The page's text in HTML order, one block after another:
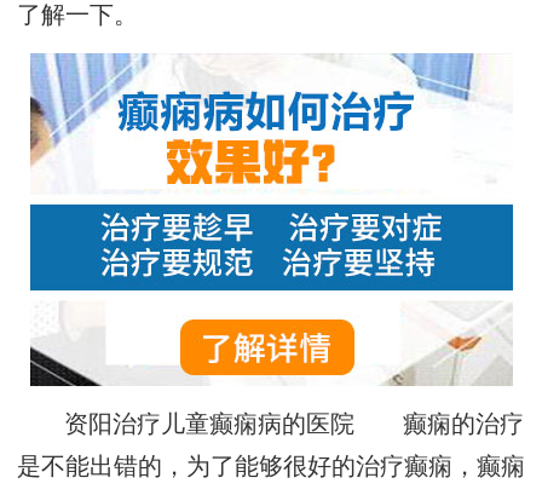
了解一下。
资阳治疗儿童癫痫病的医院 癫痫的治疗
是不能出错的，为了能够很好的治疗癫痫，癫痫